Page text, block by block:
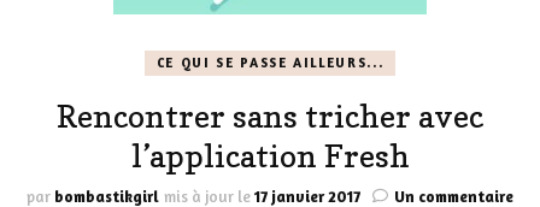
CE QUI SE PASSE AILLEURS...
Rencontrer sans tricher avec
l’application Fresh
par bombastikgirl mis à jour le17 janvier 2017 Un commentairesur